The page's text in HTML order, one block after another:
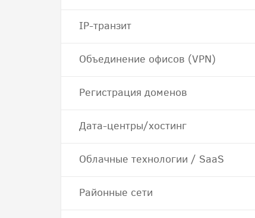
IP-транзит
Объединение офисов (VPN)
Регистрация доменов
Дата-центры/хостинг
Облачные технологии / SaaS
Районные сети